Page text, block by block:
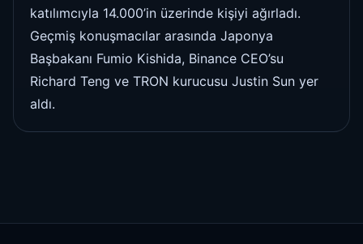
katılımcıyla 14.000’in üzerinde kişiyi ağırladı.
Geçmiş konuşmacılar arasında Japonya
Başbakanı Fumio Kishida, Binance CEO’su
Richard Teng ve TRON kurucusu Justin Sun yer
aldı.